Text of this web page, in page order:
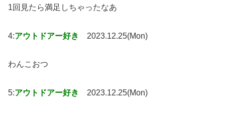
1回見たら満足しちゃったなあ
4:アウトドアー好き 2023.12.25(Mon)
わんこおつ
5:アウトドアー好き 2023.12.25(Mon)